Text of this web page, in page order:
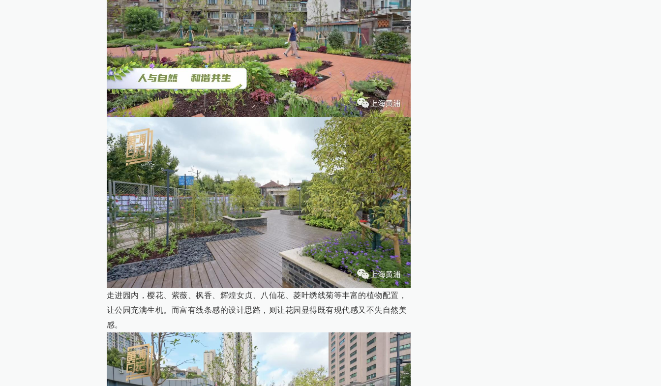
走进园内，樱花、紫薇、枫香、辉煌女贞、八仙花、菱叶绣线菊等丰富的植物配置，
让公园充满生机。而富有线条感的设计思路，则让花园显得既有现代感又不失自然美
感。